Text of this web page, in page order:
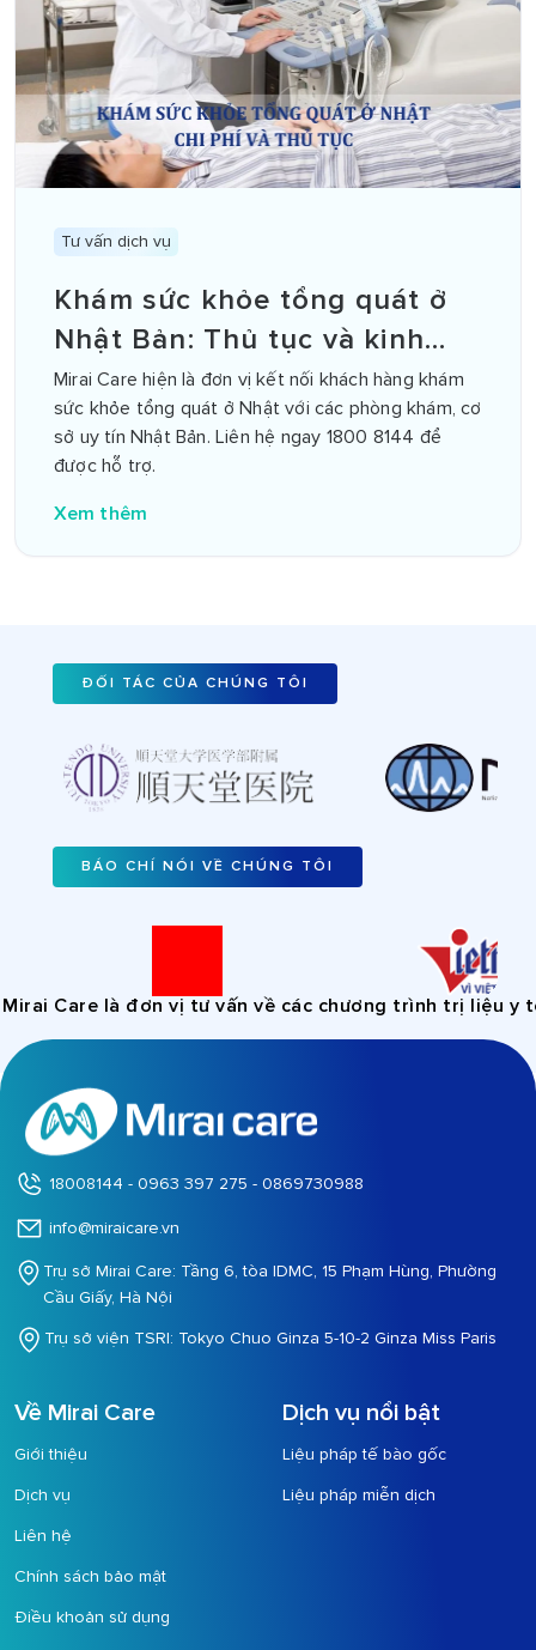
Tư vấn dịch vụ
Khám sức khỏe tổng quát ở
Nhật Bản: Thủ tục và kinh
nghiệm
Mirai Care hiện là đơn vị kết nối khách hàng khám
sức khỏe tổng quát ở Nhật với các phòng khám, cơ
sở uy tín Nhật Bản. Liên hệ ngay 1800 8144 để
được hỗ trợ.
Xem thêm
ĐỐI TÁC CỦA CHÚNG TÔI
BÁO CHÍ NÓI VỀ CHÚNG TÔI
Care là đơn vị tư vấn về các chương trình trị liệu y tế,
18008144 - 0963 397 275 - 0869730988
info@miraicare.vn
Trụ sở Mirai Care: Tầng 6, tòa IDMC, 15 Phạm Hùng, Phường
Cầu Giấy, Hà Nội
Trụ sở viện TSRI: Tokyo Chuo Ginza 5-10-2 Ginza Miss Paris
Về Mirai Care
Giới thiệu
Dịch vụ
Liên hệ
Chính sách bảo mật
Điều khoản sử dụng
Dịch vụ nổi bật
Liệu pháp tế bào gốc
Liệu pháp miễn dịch